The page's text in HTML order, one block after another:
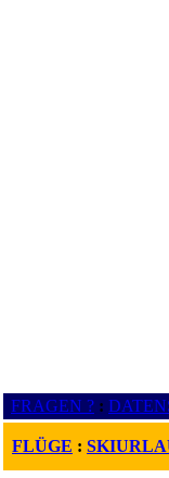
FRAGEN ? :
FLÜGE :